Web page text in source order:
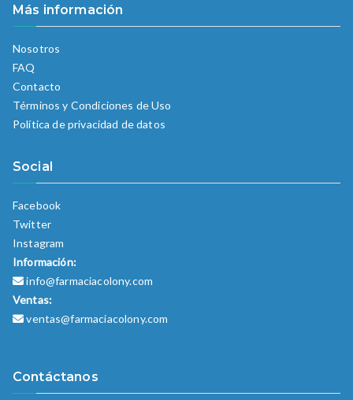
Más información
Nosotros
FAQ
Contacto
Términos y Condiciones de Uso
Política de privacidad de datos
Social
Facebook
Twitter
Instagram
Información:
info@farmaciacolony.com
Ventas:
ventas@farmaciacolony.com
Contáctanos